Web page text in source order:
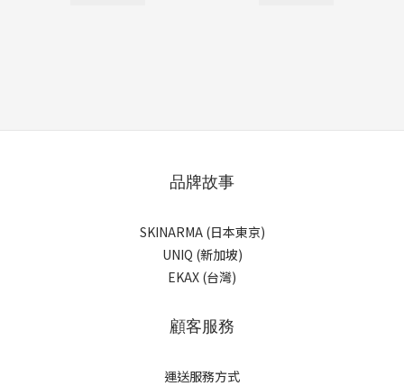
品牌故事
SKINARMA (日本東京)
UNIQ (新加坡)
EKAX (台灣)
顧客服務
運送服務方式